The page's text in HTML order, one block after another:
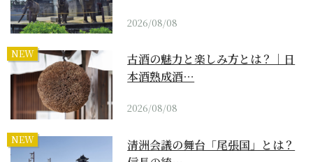
2026/08/08
NEW
古酒の魅力と楽しみ方とは？｜日
本酒熟成酒…
2026/08/08
NEW
清洲会議の舞台「尾張国」とは？